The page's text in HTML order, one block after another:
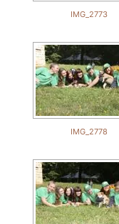
IMG_2773
IMG_2778